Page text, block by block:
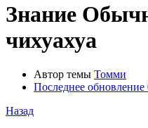
Знание
чихуахуа
Автор темы Томми
Последнее обновление
Назад